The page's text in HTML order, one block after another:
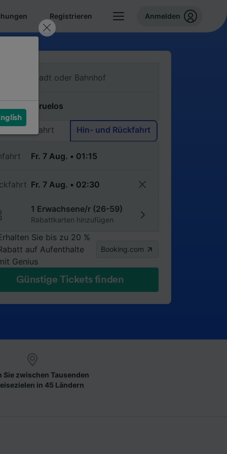
Registrieren Anmelden
Fahrt Hin- und Rückfahrt
1 Erwachsene/r (26-59)
Rabattkarten hinzufügen
Sie bis zu 20 %
auf Aufenthalte
Genius
Booking.com
Günstige Tickets finden
Sie zwischen Tausenden
in 45 Ländern